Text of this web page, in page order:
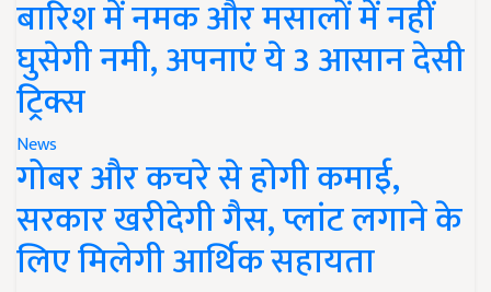
बारिश में नमक और मसालों में नहीं
घुसेगी नमी, अपनाएं ये 3 आसान देसी
ट्रिक्स
News
गोबर और कचरे से होगी कमाई,
सरकार खरीदेगी गैस, प्लांट लगाने के
लिए मिलेगी आर्थिक सहायता